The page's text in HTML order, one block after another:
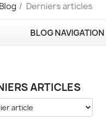
Blog Derniers articles
BLOG NAVIGATION
ARTICLES